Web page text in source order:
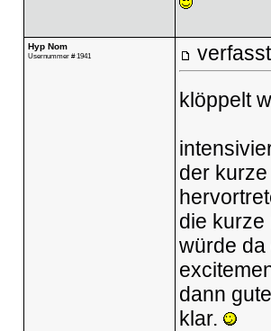
Hyp Nom
Usernummer # 1941 verfasst
klöppelt
der
die kurze
würde
dann
klar.